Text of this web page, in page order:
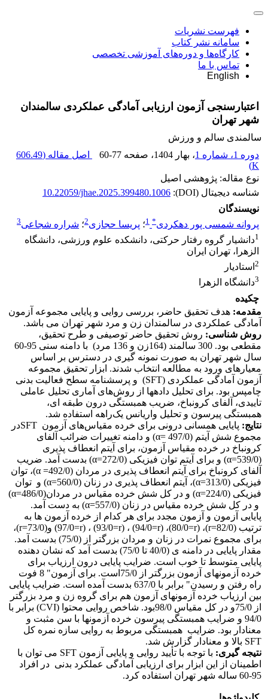
فهرست نشریات
سامانه نشر کتاب
کارگاه‌ها و دوره‌های آموزشی تخصصی
تماس با ما
English
اعتبارسنجی آزمون ارزیابی آمادگی عملکردی سالمندان
شهر تهران
سالمندی سالم و ورزش
دوره 1، شماره 1
، بهار 1404 ، صفحه 60-77 اصل مقاله (606.49
K
)
نوع مقاله: پژوهشی اصیل
شناسه دیجیتال (DOI):
10.22059/jhae.2025.399480.1006
نویسندگان
پروانه شمسی پور دهکردی*
1؛ پریسا حجازی2؛ شراره شجاعی3
1دانشیار گروه رفتار حرکتی، دانشکده علوم ورزشی، دانشگاه
الزهرا، تهران ایران
2 استادیار
3دانشگاه الزهرا
چکیده
مقدمه: هدف تحقیق حاضر، بررسی روایی و پایایی مجموعه آزمون
آمادگی عملکردی در سالمندان زن و مرد شهر تهران می باشد.
روش ­شناسی: روش تحقیق حاضر توصیفی و طرح تحقیق،
مقطعی بود. 300 سالمند (164زن و 136 مرد) با دامنه سنی 95-60
سال شهر تهران به صورت نمونه گیری در دسترس بر اساس
معیارهای ورود به مطالعه انتخاب شدند. ابزار تحقیق مجموعه
آزمون آمادگی عملکردی (SFT) و پرسشنامه سطح فعالیت بدنی
چامپس بود. برای تحلیل داده­ها از روش‌های آماری تحلیل عاملی
تاییدی، آلفای کرونباخ، ضریب همبستگی درون طبقه ای،
همبستگی پیرسون و تحلیل واریانس یک‌راهه استفاده شد.
نتایج:
پایایی همسانی درونی برای خرده مقیاس‌های آزمون SFTدر
مجموع شش آیتم (497/0 =α) و دامنه تغییرات ضرائب آلفای
کرونباخ در خرده مقیاس­ آزمون، برای آیتم انعطاف پذیری
(539/0=α) و برای آیتم توان فیزیکی (272/0=α) بدست آمد. ضریب
آلفای کرونباخ برای آیتم انعطاف پذیری در مردان (492/0= α)، توان
فیزیکی (313/0=α)، آیتم انعطاف پذیری در زنان (560/0=α) و توان
فیزیکی (224/0=α) و در کل شش خرده مقیاس در مردان(486/0=α)
و در کل شش خرده مقیاس در زنان (557/0=α) به دست آمد.
پایایی آزمون و آزمون مجدد برای هر کدام از خرده آزمون ها به
ترتیب (82/0=r)، (80/0=r)، (94/0=r) ، (93/0=r) ، (97/0=r) و(73/0=r)،
برای مجموع نمرات در زنان و مردان بزرگتر از (75/0) بدست آمد.
مقدار پایایی در دامنه ی (40/0 تا 75/0) بدست آمد که نشان دهنده
پایایی متوسط تا خوب است. ضرایب پایایی درون ارزیاب برای
خرده آزمون­های آزمون بزرگتر از 75/0است. برای آزمون" 8 فوت
راه رفتن و رسیدن" برابر با 637/0 بدست آمده است. ضرایب پایایی
بین ارزیاب خرده آزمون­های آزمون هم برای گروه زن و مرد بزرگتر
از 75/0و در کل مقیاس 98/0بود. شاخص روایی محتوا (CVI) برابر با
94/0 و ضرایب همبستگی پیرسون خرده آزمون­ها با سن مثبت و
معنادار بود. ضرایب همبستگی مربوط به روایی سازه­ نمره کل
SFT بالا و معنادار گزارش شد.
نتیجه­ گیری:
با توجه با تأیید روایی و پایایی آزمون SFT می توان با
اطمینان از این ابزار برای ارزیابی آمادگی عملکرد بدنی در افراد
95-60 ساله شهر تهران استفاده کرد.